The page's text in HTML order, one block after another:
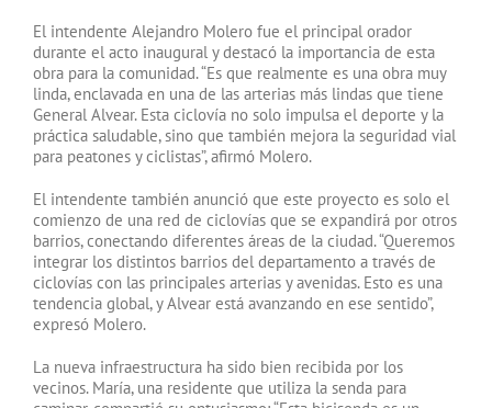
El intendente Alejandro Molero fue el principal orador
durante el acto inaugural y destacó la importancia de esta
obra para la comunidad. “Es que realmente es una obra muy
linda, enclavada en una de las arterias más lindas que tiene
General Alvear. Esta ciclovía no solo impulsa el deporte y la
práctica saludable, sino que también mejora la seguridad vial
para peatones y ciclistas”, afirmó Molero.
El intendente también anunció que este proyecto es solo el
comienzo de una red de ciclovías que se expandirá por otros
barrios, conectando diferentes áreas de la ciudad. “Queremos
integrar los distintos barrios del departamento a través de
ciclovías con las principales arterias y avenidas. Esto es una
tendencia global, y Alvear está avanzando en ese sentido”,
expresó Molero.
La nueva infraestructura ha sido bien recibida por los
vecinos. María, una residente que utiliza la senda para